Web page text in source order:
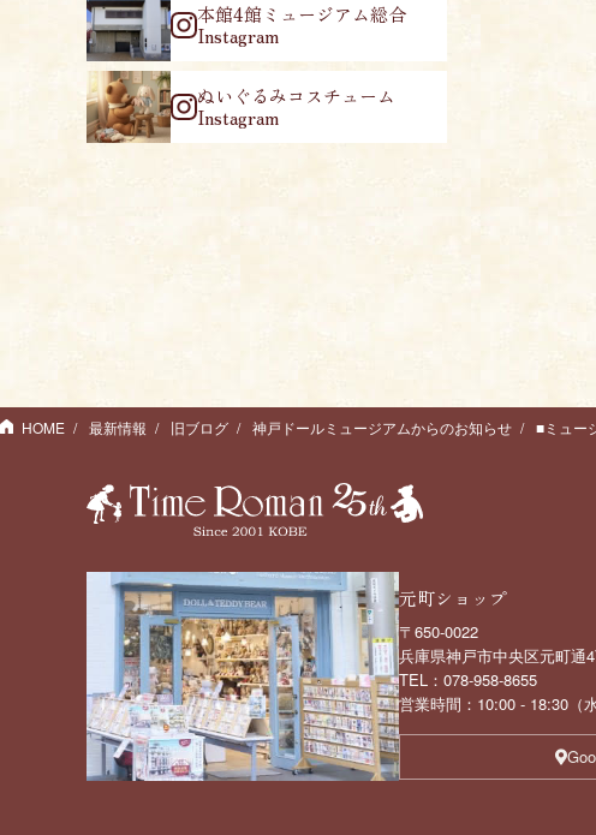
本館4館ミュージアム総合
Instagram
ぬいぐるみコスチューム
Instagram
HOME 最新情報 旧ブログ 神戸ドールミュージアムからのお知らせ ■ミュー
元町ショップ
〒650-0022
兵庫県神戸市中央区元町通
TEL：078-958-8655
営業時間：10:00 - 18:30（